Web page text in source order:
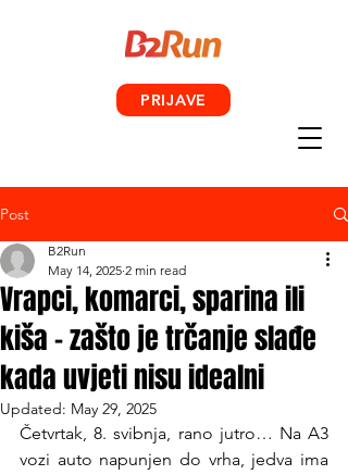
PRIJAVE
Post
Vrapci, komarci, sparina ili
kiša – zašto je trčanje slađe
kada uvjeti nisu idealni
B2Run
May 14, 2025 2 min read
Updated: May 29, 2025
Četvrtak, 8. svibnja, rano jutro… Na A3
vozi auto napunjen do vrha, jedva ima